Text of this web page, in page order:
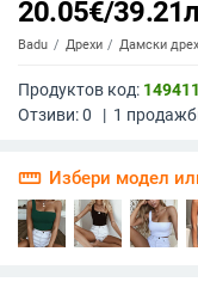
20.05€/39.21
Badu Дрехи Дамски
Продуктов код: 149411
Отзиви:0 | 1
straighten Избери модел